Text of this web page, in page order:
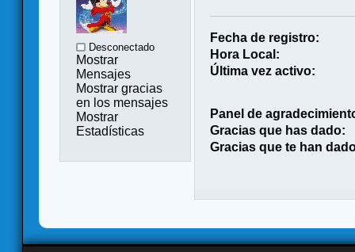
Desconectado
Mostrar
Mensajes
Mostrar gracias
en los mensajes
Mostrar
Estadísticas
Fecha de registro:
Hora Local:
Última vez activo:
Panel de
Gracias que has dado:
Gracias que te han